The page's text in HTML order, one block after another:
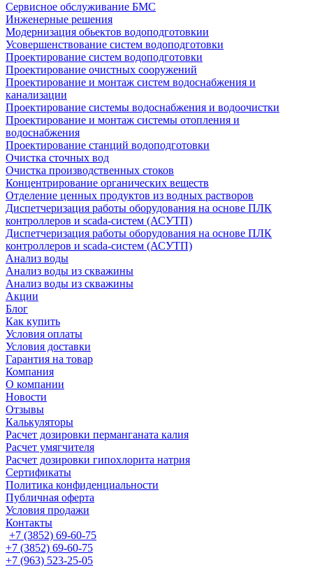
Сервисное обслуживание БМС
Инженерные решения
Модернизация обьектов водоподготовкии
Усовершенствование систем водоподготовки
Проектирование систем водоподготовки
Проектирование очистных сооружений
Проектирование и монтаж систем водоснабжения и
канализации
Проектирование системы водоснабжения и водоочистки
Проектирование и монтаж системы отопления и
водоснабжения
Проектирование станций водоподготовки
Очистка сточных вод
Очистка производственных стоков
Концентрирование органических веществ
Отделение ценных продуктов из водных растворов
Диспетчеризация работы оборудования на основе ПЛК
контроллеров и scada-систем (АСУТП)
Диспетчеризация работы оборудования на основе ПЛК
контроллеров и scada-систем (АСУТП)
Анализ воды
Анализ воды из скважины
Анализ воды из скважины
Акции
Блог
Как купить
Условия оплаты
Условия доставки
Гарантия на товар
Компания
О компании
Новости
Отзывы
Калькуляторы
Расчет дозировки перманганата калия
Расчет умягчителя
Расчет дозировки гипохлорита натрия
Сертификаты
Политика конфиденциальности
Публичная оферта
Условия продажи
Контакты
+7 (3852) 69-60-75
+7 (3852) 69-60-75
+7 (963) 523-25-05